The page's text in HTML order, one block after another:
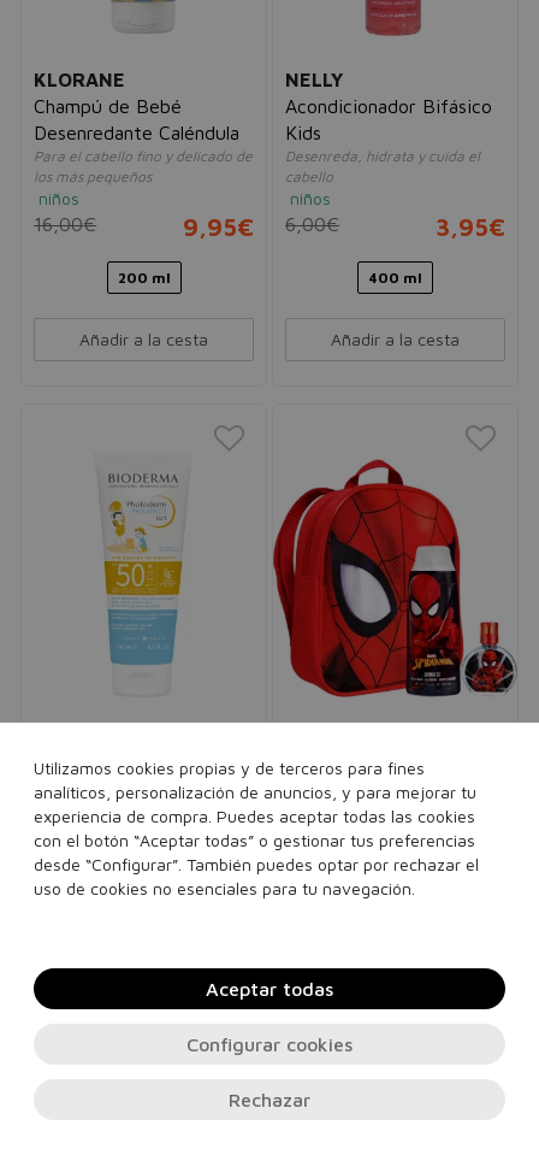
KLORANE
Champú de Bebé
Desenredante Caléndula
Para el cabello fino y delicado de
los más pequeños
niños
16,00€ 9,95€
200 ml
Añadir a la cesta
NELLY
Acondicionador Bifásico
Kids
Desenreda, hidrata y cuida el
cabello
niños
6,00€ 3,95€
400 ml
Añadir a la cesta
Photoderm Pediatrics
Lait SPF50+
Leche con triple protección solar
niños
32,00€ 19,95€
Set Spiderman 50ml +
Gel de Ducha 300ml +
Mochila
Eau de toilette niños
25,00€ 19,95€
set
Utilizamos cookies propias y de terceros para fines
analíticos, personalización de anuncios, y para mejorar tu
experiencia de compra. Puedes aceptar todas las cookies
con el botón “Aceptar todas” o gestionar tus preferencias
desde “Configurar”. También puedes optar por rechazar el
uso de cookies no esenciales para tu navegación.
Rechazar
Configurar cookies
Aceptar todas